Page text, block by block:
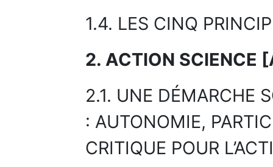
1.4. LES CINQ
2. ACTION SCIENCE
2.1. UNE DÉMARCHE
: AUTONOMIE,
CRITIQUE POUR